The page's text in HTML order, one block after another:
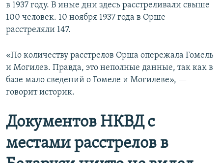
в 1937 году. В иные дни здесь расстреливали свыше
100 человек. 10 ноября 1937 года в Орше
расстреляли 147.
«По количеству расстрелов Орша опережала Гомель
и Могилев. Правда, это неполные данные, так как в
базе мало сведений о Гомеле и Могилеве», —
говорит историк.
Документов НКВД с
местами расстрелов в